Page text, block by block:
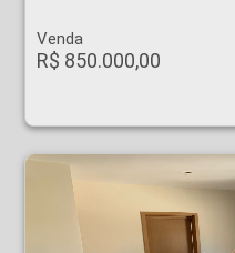
Venda
R$ 850.000,00